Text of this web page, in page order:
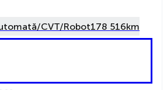
CVT/Robot178 516km